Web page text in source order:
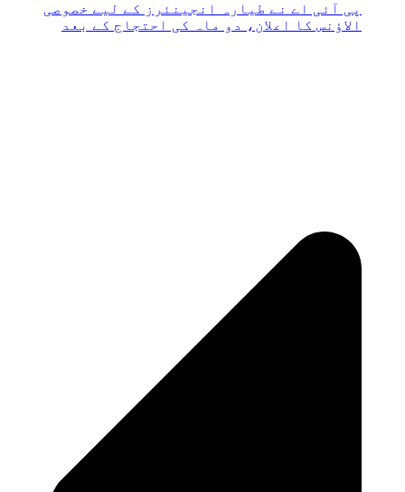
پی آئی اے نے طیارہ انجینئرز کے لیے خصوصی
الاؤنس کا اعلان، دو ماہ کی احتجاج کے بعد